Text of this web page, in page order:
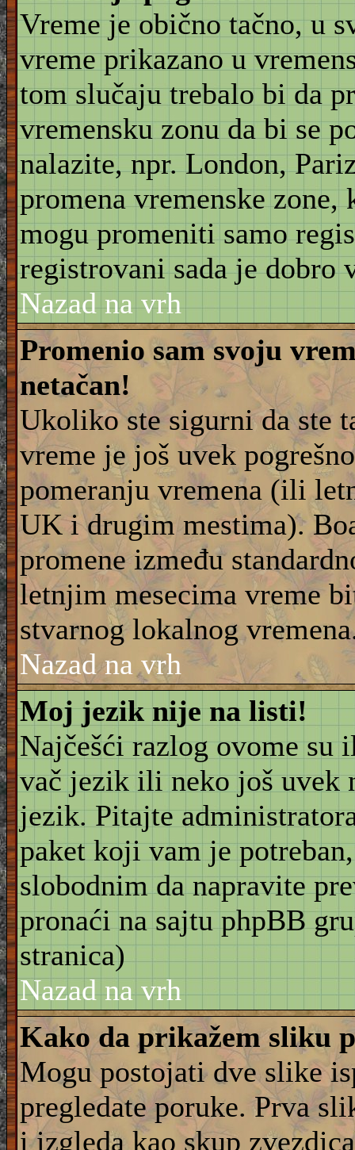
Vreme je obično tačno, u
vreme prikazano u
tom slučaju trebalo bi da
vremensku zonu da bi se
nalazite, npr. London,
promena vremenske zone,
mogu promeniti samo
registrovani sada je dobro
Nazad na vrh
Promenio sam svoju
netačan!
Ukoliko ste sigurni da ste
vreme je još uvek
pomeranju vremena (ili
UK i drugim mestima).
promene između
letnjim mesecima vreme
stvarnog lokalnog
Nazad na vrh
Moj jezik nije na listi!
Najčešći razlog ovome
vač jezik ili neko još uvek
jezik. Pitajte
paket koji vam je
slobodnim da napravite
pronaći na sajtu phpBB
stranica)
Nazad na vrh
Kako da prikažem sliku
Mogu postojati dve slike
pregledate poruke. Prva
i izgleda kao skup